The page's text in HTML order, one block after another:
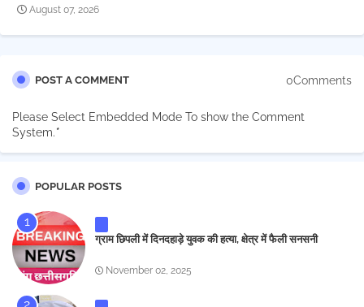
August 07, 2026
POST A COMMENT 0Comments
Please Select Embedded Mode To show the Comment
System.*
POPULAR POSTS
ग्राम छिपली में दिनदहाड़े युवक की हत्या, क्षेत्र में फैली सनसनी
November 02, 2025